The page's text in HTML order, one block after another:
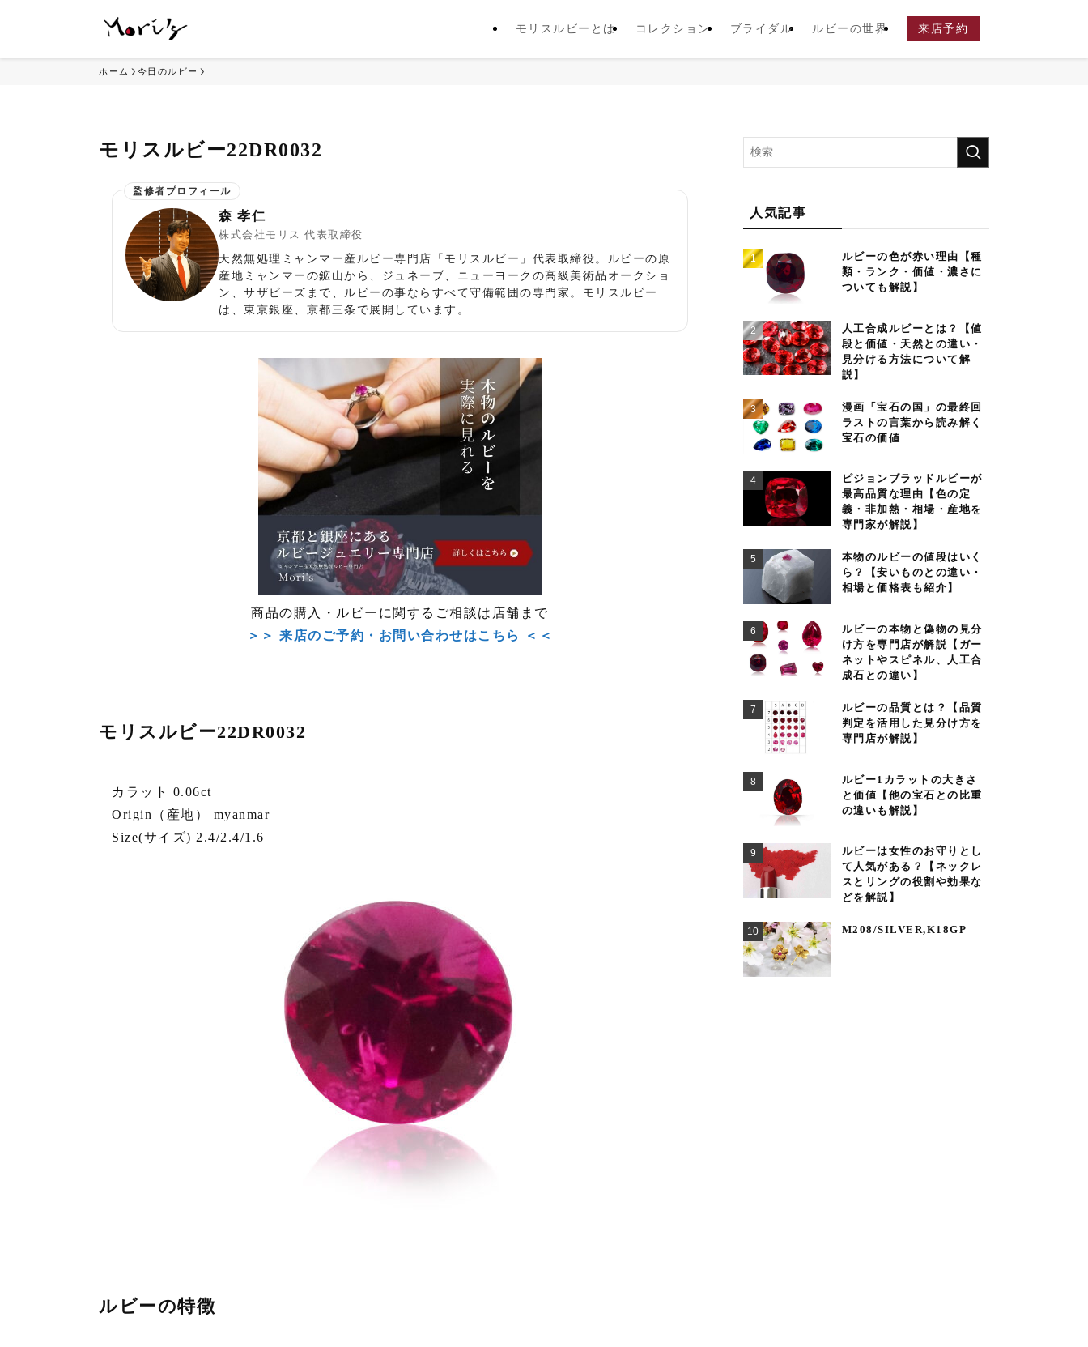
モリスルビーとは コレクション ブライダル ルビーの世界 来店予約
ホーム 今日のルビー
モリスルビー22DR0032
森 孝仁
株式会社モリス 代表取締役
天然無処理ミャンマー産ルビー専門店「モリスルビー」代表取締役。ルビーの原
産地ミャンマーの鉱山から、ジュネーブ、ニューヨークの高級美術品オークショ
ン、サザビーズまで、ルビーの事ならすべて守備範囲の専門家。モリスルビー
は、東京銀座、京都三条で展開しています。
商品の購入・ルビーに関するご相談は店舗まで
＞＞ 来店のご予約・お問い合わせはこちら ＜＜
モリスルビー22DR0032
カラット 0.06ct
Origin（産地） myanmar
Size(サイズ) 2.4/2.4/1.6
ルビーの特徴
人気記事
ルビーの色が赤い理由【種
類・ランク・価値・濃さに
ついても解説】
人工合成ルビーとは？【値
段と価値・天然との違い・
見分ける方法について解
説】
漫画「宝石の国」の最終回
ラストの言葉から読み解く
宝石の価値
ピジョンブラッドルビーが
最高品質な理由【色の定
義・非加熱・相場・産地を
専門家が解説】
本物のルビーの値段はいく
ら？【安いものとの違い・
相場と価格表も紹介】
ルビーの本物と偽物の見分
け方を専門店が解説【ガー
ネットやスピネル、人工合
成石との違い】
ルビーの品質とは？【品質
判定を活用した見分け方を
専門店が解説】
ルビー1カラットの大きさ
と価値【他の宝石との比重
の違いも解説】
ルビーは女性のお守りとし
て人気がある？【ネックレ
スとリングの役割や効果な
どを解説】
M208/SILVER,K18GP